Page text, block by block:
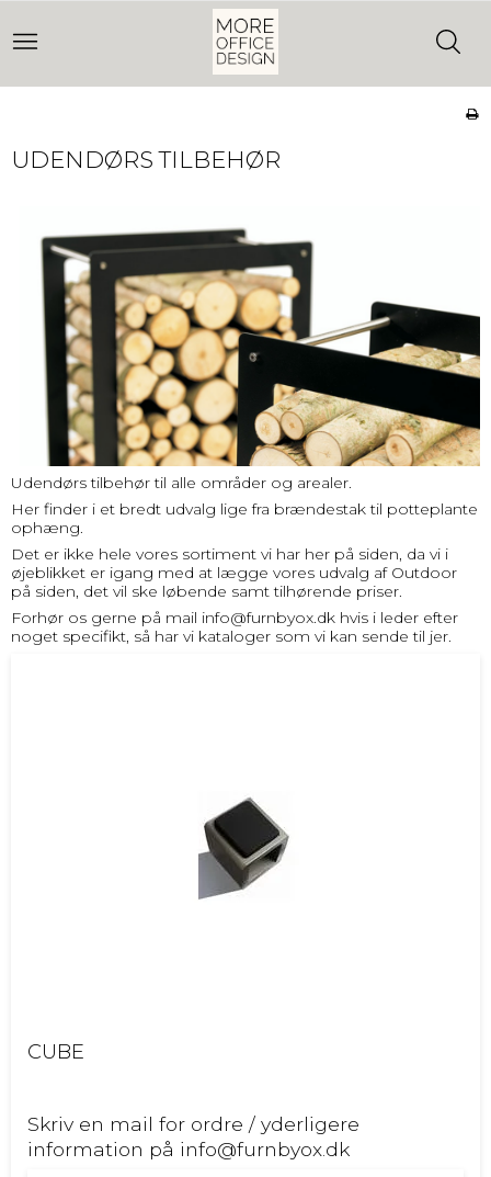
UDENDØRS TILBEHØR
Udendørs tilbehør til alle områder og arealer.
Her finder i et bredt udvalg lige fra brændestak til potteplante
ophæng.
Det er ikke hele vores sortiment vi har her på siden, da vi i
øjeblikket er igang med at lægge vores udvalg af Outdoor
på siden, det vil ske løbende samt tilhørende priser.
Forhør os gerne på mail info@furnbyox.dk hvis i leder efter
noget specifikt, så har vi kataloger som vi kan sende til jer.
CUBE
Skriv en mail for ordre / yderligere
information på info@furnbyox.dk